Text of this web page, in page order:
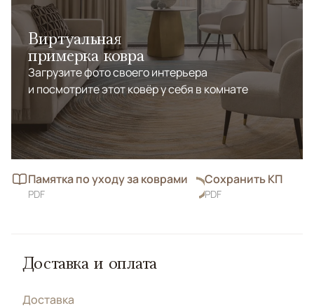
Виртуальная
примерка ковра
Загрузите фото своего интерьера
и посмотрите этот ковёр у себя в комнате
Памятка по уходу за коврами
PDF
Сохранить КП
PDF
Доставка и оплата
Доставка